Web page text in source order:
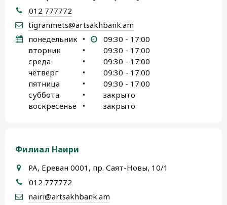
012 777772
tigranmets@artsakhbank.am
понедельник •
09:30 - 17:00
вторник
•
09:30 - 17:00
среда
•
09:30 - 17:00
четверг
•
09:30 - 17:00
пятница
•
09:30 - 17:00
суббота
•
закрыто
воскресенье
• закрыто
Филиал Наири
РА, Ереван 0001, пр. Саят-Новы, 10/1
012 777772
nairi@artsakhbank.am